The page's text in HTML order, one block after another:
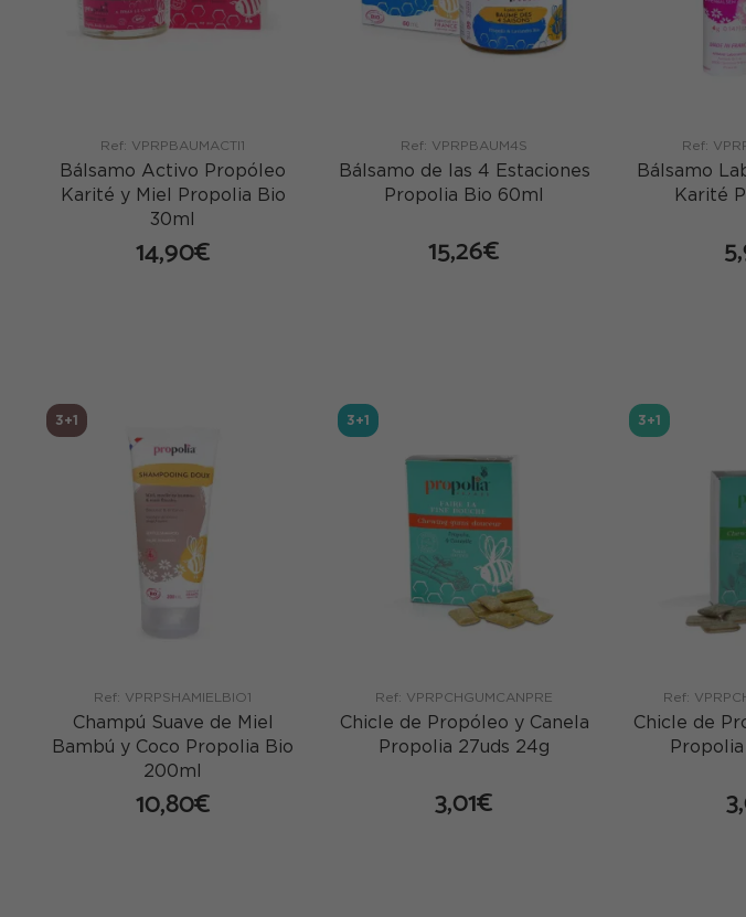
Ref: VPRPBAUMACTI1
Bálsamo Activo Propóleo
Karité y Miel Propolia Bio
30ml
14,90€
Ref: VPRPBAUM4S
Bálsamo de las 4 Estaciones
Propolia Bio 60ml
15,26€
Ref:
Bálsamo
Karité
3+1
Ref: VPRPSHAMIELBIO1
Champú Suave de Miel
Bambú y Coco Propolia Bio
200ml
10,80€
3+1
Ref: VPRPCHGUMCANPRE
Chicle de Propóleo y Canela
Propolia 27uds 24g
3,01€
3+1
Ref:
Chicle de